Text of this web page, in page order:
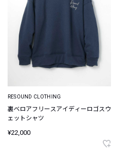
RESOUND CLOTHING
裏ベロアフリースアイディーロゴスウ
ェットシャツ
¥22,000